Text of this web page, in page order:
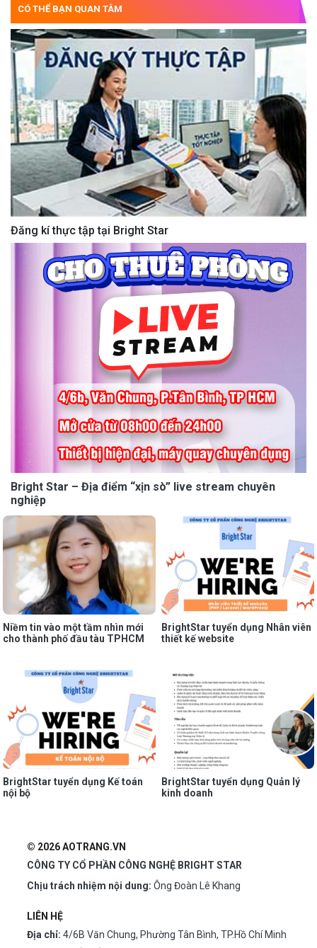
CÓ THỂ BẠN QUAN TÂM
Đăng kí thực tập tại Bright Star
Bright Star – Địa điểm “xịn sò” live stream chuyên
nghiệp
Niềm tin vào một tầm nhìn mới
cho thành phố đầu tàu TPHCM
BrightStar tuyển dụng Nhân viên
thiết kế website
BrightStar tuyển dụng Kế toán
nội bộ
BrightStar tuyển dụng Quản lý
kinh doanh
© 2026 AOTRANG.VN
CÔNG TY CỔ PHẦN CÔNG NGHỆ BRIGHT STAR
Chịu trách nhiệm nội dung: Ông Đoàn Lê Khang
LIÊN HỆ
Địa chỉ: 4/6B Văn Chung, Phường Tân Bình, TP.Hồ Chí Minh